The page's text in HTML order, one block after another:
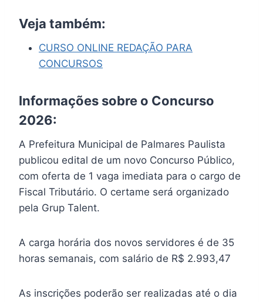
Veja também:
CURSO ONLINE REDAÇÃO PARA
CONCURSOS
Informações sobre o Concurso
2026:
A Prefeitura Municipal de Palmares Paulista
publicou edital de um novo Concurso Público,
com oferta de 1 vaga imediata para o cargo de
Fiscal Tributário. O certame será organizado
pela Grup Talent.
A carga horária dos novos servidores é de 35
horas semanais, com salário de R$ 2.993,47
As inscrições poderão ser realizadas até o dia